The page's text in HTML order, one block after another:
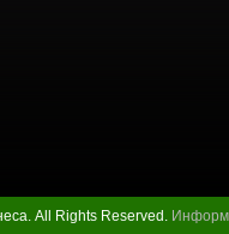
All Rights Reserved.